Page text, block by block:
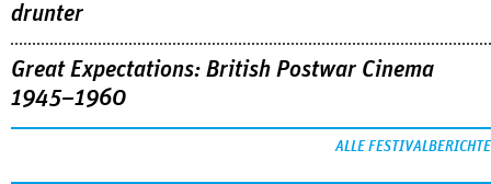
drunter
Great Expectations: British Postwar Cinema
1945–1960
ALLE FESTIVALBERICHTE